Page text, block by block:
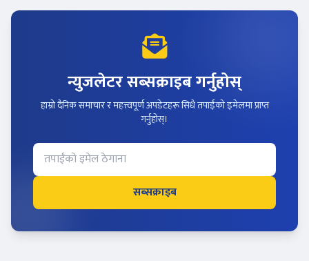
न्युजलेटर सब्सक्राइब गर्नुहोस्
हाम्रो दैनिक समाचार र महत्त्वपूर्ण अपडेटहरू सिधै तपाईंको इमेलमा प्राप्त
गर्नुहोस्।
सब्सक्राइब